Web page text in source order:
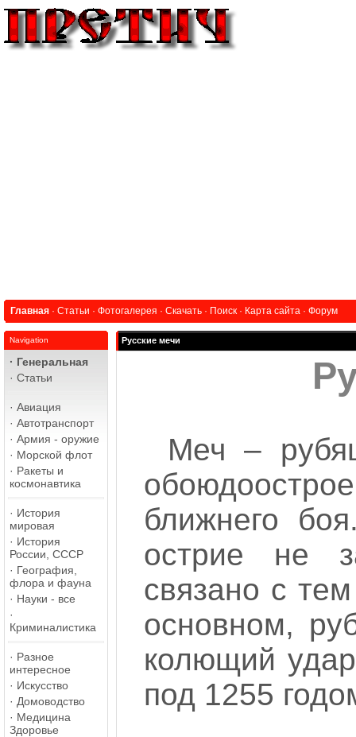
Главная · Статьи · Фотогалерея · Скачать · Поиск · Карта сайта · Форум
Navigation
· Генеральная
· Статьи
· Авиация
· Автотранспорт
· Армия - оружие
· Морской флот
· Ракеты и
космонавтика
· История
мировая
· История
России, СССР
· География,
флора и фауна
· Науки - все
·
Криминалистика
· Разное
интересное
· Искусство
· Домоводство
· Медицина
Здоровье
Русские мечи
Меч –
ближнего
острие не
связано с
основном,
колющий
под 1255